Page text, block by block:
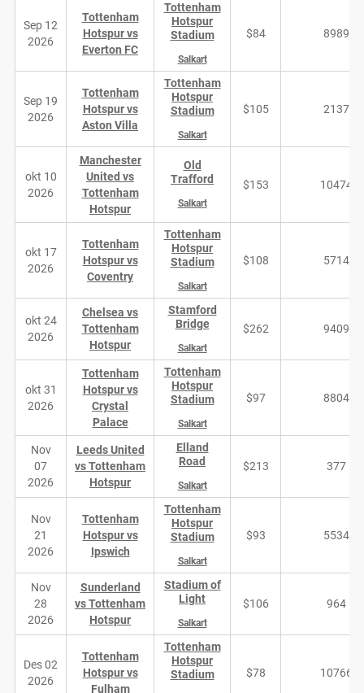
Sep 12
2026
Tottenham
Hotspur vs
Everton FC
Tottenham
Hotspur
Stadium
Salkart
$84 8989
Sep 19
2026
Tottenham
Hotspur vs
Aston Villa
Tottenham
Hotspur
Stadium
Salkart
$105 2137
okt 10
2026
Manchester
United vs
Tottenham
Hotspur
Old
Trafford
Salkart
$153 10474
okt 17
2026
Tottenham
Hotspur vs
Coventry
Tottenham
Hotspur
Stadium
Salkart
$108 5714
okt 24
2026
Chelsea vs
Tottenham
Hotspur
Stamford
Bridge
Salkart
$262 9409
okt 31
2026
Tottenham
Hotspur vs
Crystal
Palace
Tottenham
Hotspur
Stadium
Salkart
$97 8804
Nov
07
2026
Leeds United
vs Tottenham
Hotspur
Elland
Road
Salkart
$213 377
Nov
21
2026
Tottenham
Hotspur vs
Ipswich
Tottenham
Hotspur
Stadium
Salkart
$93 5534
Nov
28
2026
Sunderland
vs Tottenham
Hotspur
Stadium of
Light
Salkart
$106 964
Des 02
2026
Tottenham
Hotspur vs
Fulham
Tottenham
Hotspur
Stadium
$78 10766